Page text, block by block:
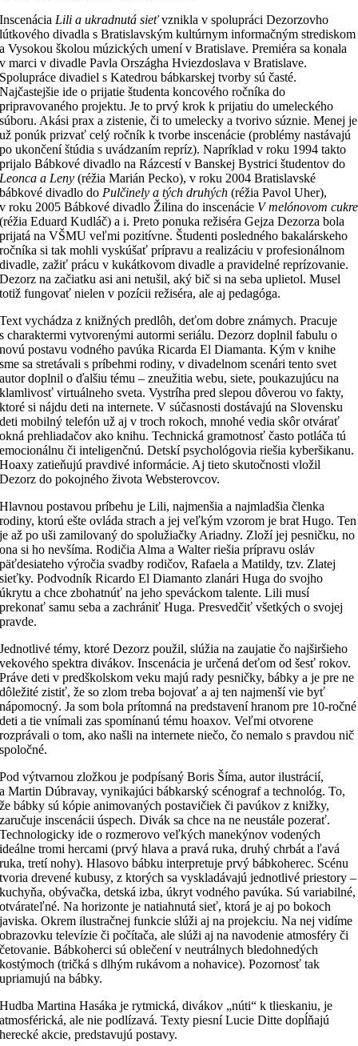
Inscenácia Lili a ukradnutá sieťvznikla v spolupráci Dezorzovho
lútkového divadla s Bratislavským kultúrnym informačným strediskom
a Vysokou školou múzických umení v Bratislave. Premiéra sa konala
v marci v divadle Pavla Országha Hviezdoslava v Bratislave.
Spolupráce divadiel s Katedrou bábkarskej tvorby sú časté.
Najčastejšie ide o prijatie študenta koncového ročníka do
pripravovaného projektu. Je to prvý krok k prijatiu do umeleckého
súboru. Akási prax a zistenie, či to umelecky a tvorivo súznie. Menej je
už ponúk prizvať celý ročník k tvorbe inscenácie (problémy nastávajú
po ukončení štúdia s uvádzaním repríz). Napríklad v roku 1994 takto
prijalo Bábkové divadlo na Rázcestí v Banskej Bystrici študentov do
Leonca a Leny (réžia Marián Pecko), v roku 2004 Bratislavské
bábkové divadlo do Pulčinely a tých druhých (réžia Pavol Uher),
v roku 2005 Bábkové divadlo Žilina do inscenácie V melónovom cukre
(réžia Eduard Kudláč) a i. Preto ponuka režiséra Gejza Dezorza bola
prijatá na VŠMU veľmi pozitívne. Študenti posledného bakalárskeho
ročníka si tak mohli vyskúšať prípravu a realizáciu v profesionálnom
divadle, zažiť prácu v kukátkovom divadle a pravidelné reprízovanie.
Dezorz na začiatku asi ani netušil, aký bič si na seba uplietol. Musel
totiž fungovať nielen v pozícii režiséra, ale aj pedagóga.
Text vychádza z knižných predlôh, deťom dobre známych. Pracuje
s charaktermi vytvorenými autormi seriálu. Dezorz doplnil fabulu o
novú postavu vodného pavúka Ricarda El Diamanta. Kým v knihe
sme sa stretávali s príbehmi rodiny, v divadelnom scenári tento svet
autor doplnil o ďalšiu tému – zneužitia webu, siete, poukazujúcu na
klamlivosť virtuálneho sveta. Vystríha pred slepou dôverou vo fakty,
ktoré si nájdu deti na internete. V súčasnosti dostávajú na Slovensku
deti mobilný telefón už aj v troch rokoch, mnohé vedia skôr otvárať
okná prehliadačov ako knihu. Technická gramotnosť často potláča tú
emocionálnu či inteligenčnú. Detskí psychológovia riešia kyberšikanu.
Hoaxy zatieňujú pravdivé informácie. Aj tieto skutočnosti vložil
Dezorz do pokojného života Websterovcov.
Hlavnou postavou príbehu je Lili, najmenšia a najmladšia členka
rodiny, ktorú ešte ovláda strach a jej veľkým vzorom je brat Hugo. Ten
je až po uši zamilovaný do spolužiačky Ariadny. Zloží jej pesničku, no
ona si ho nevšíma. Rodičia Alma a Walter riešia prípravu osláv
päťdesiateho výročia svadby rodičov, Rafaela a Matildy, tzv. Zlatej
sieťky. Podvodník Ricardo El Diamanto zlanári Huga do svojho
úkrytu a chce zbohatnúť na jeho speváckom talente. Lili musí
prekonať samu seba a zachrániť Huga. Presvedčiť všetkých o svojej
pravde.
Jednotlivé témy, ktoré Dezorz použil, slúžia na zaujatie čo najširšieho
vekového spektra divákov. Inscenácia je určená deťom od šesť rokov.
Práve deti v predškolskom veku majú rady pesničky, bábky a je pre ne
dôležité zistiť, že so zlom treba bojovať a aj ten najmenší vie byť
nápomocný. Ja som bola prítomná na predstavení hranom pre 10-ročné
deti a tie vnímali zas spomínanú tému hoaxov. Veľmi otvorene
rozprávali o tom, ako našli na internete niečo, čo nemalo s pravdou nič
spoločné.
Pod výtvarnou zložkou je podpísaný Boris Šíma, autor ilustrácií,
a Martin Dúbravay, vynikajúci bábkarský scénograf a technológ. To,
že bábky sú kópie animovaných postavičiek či pavúkov z knižky,
zaručuje inscenácii úspech. Divák sa chce na ne neustále pozerať.
Technologicky ide o rozmerovo veľkých manekýnov vodených
ideálne tromi hercami (prvý hlava a pravá ruka, druhý chrbát a ľavá
ruka, tretí nohy). Hlasovo bábku interpretuje prvý bábkoherec. Scénu
tvoria drevené kubusy, z ktorých sa vyskladávajú jednotlivé priestory –
kuchyňa, obývačka, detská izba, úkryt vodného pavúka. Sú variabilné,
otvárateľné. Na horizonte je natiahnutá sieť, ktorá je aj po bokoch
javiska. Okrem ilustračnej funkcie slúži aj na projekciu. Na nej vidíme
obrazovku televízie či počítača, ale slúži aj na navodenie atmosféry či
četovanie. Bábkoherci sú oblečení v neutrálnych bledohnedých
kostýmoch (tričká s dlhým rukávom a nohavice). Pozornosť tak
upriamujú na bábky.
Hudba Martina Hasáka je rytmická, divákov „núti“ k tlieskaniu, je
atmosférická, ale nie podlízavá. Texty piesní Lucie Ditte dopĺňajú
herecké akcie, predstavujú postavy.